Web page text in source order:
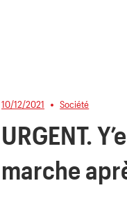
10/12/2021 Société
URGENT.
marche